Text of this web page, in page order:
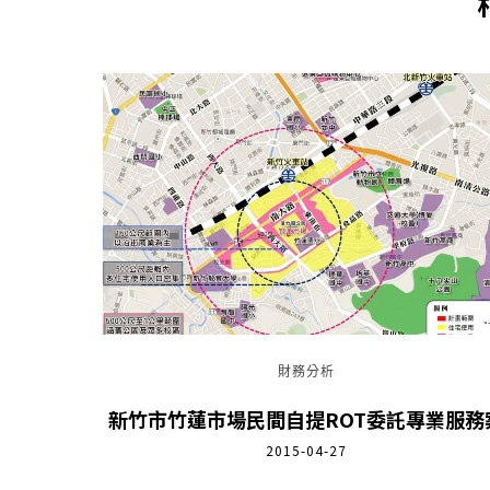
財務分析
新竹市竹蓮市場民間自提ROT委託專業服務
2015-04-27